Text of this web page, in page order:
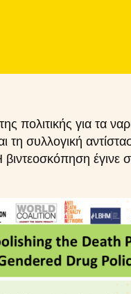
πολιτικής για τα
τη συλλογική
έγινε